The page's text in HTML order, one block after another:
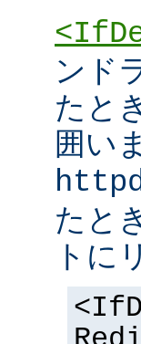
ンド
たと
囲い
たと
トに